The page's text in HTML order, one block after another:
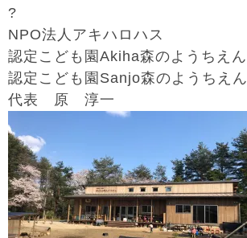
?
NPO法人アキハロハス
認定こども園Akiha森のようちえん
認定こども園Sanjo森のようちえん
代表 原 淳一